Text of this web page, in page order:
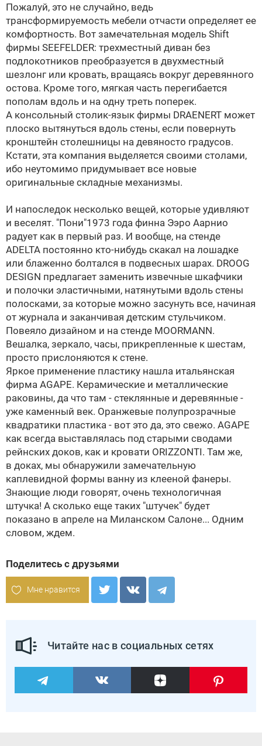
Пожалуй, это не случайно, ведь
трансформируемость мебели отчасти определяет ее
комфортность. Вот замечательная модель Shift
фирмы SEEFELDER: трехместный диван без
подлокотников преобразуется в двухместный
шезлонг или кровать, вращаясь вокруг деревянного
остова. Кроме того, мягкая часть перегибается
пополам вдоль и на одну треть поперек.
А консольный столик-язык фирмы DRAENERT может
плоско вытянуться вдоль стены, если повернуть
кронштейн столешницы на девяносто градусов.
Кстати, эта компания выделяется своими столами,
ибо неутомимо придумывает все новые
оригинальные складные механизмы.
И напоследок несколько вещей, которые удивляют
и веселят. "Пони"1973 года финна Ээро Аарнио
радует как в первый раз. И вообще, на стенде
ADELTA постоянно кто-нибудь скакал на лошадке
или блаженно болтался в подвесных шарах. DROOG
DESIGN предлагает заменить извечные шкафчики
и полочки эластичными, натянутыми вдоль стены
полосками, за которые можно засунуть все, начиная
от журнала и заканчивая детским стульчиком.
Повеяло дизайном и на стенде MOORMANN.
Вешалка, зеркало, часы, прикрепленные к шестам,
просто прислоняются к стене.
Яркое применение пластику нашла итальянская
фирма AGAPE. Керамические и металлические
раковины, да что там - стеклянные и деревянные -
уже каменный век. Оранжевые полупрозрачные
квадратики пластика - вот это да, это свежо. AGAPE
как всегда выставлялась под старыми сводами
рейнских доков, как и кровати ORIZZONTI. Там же,
в доках, мы обнаружили замечательную
каплевидной формы ванну из клееной фанеры.
Знающие люди говорят, очень технологичная
штучка! А сколько еще таких "штучек" будет
показано в апреле на Миланском Салоне... Одним
словом, ждем.
Поделитесь с друзьями
Мне нравится
Читайте нас в социальных сетях